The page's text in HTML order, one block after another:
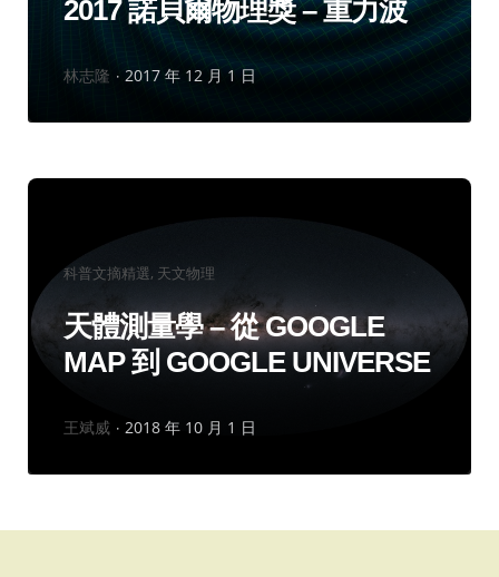
2017 諾貝爾物理獎 – 重力波
作
林志隆 2017 年 12 月 1 日
分
類：
科普文摘精選 天文物理
天體測量學 – 從 GOOGLE
MAP 到 GOOGLE UNIVERSE
作
王斌威 2018 年 10 月 1 日